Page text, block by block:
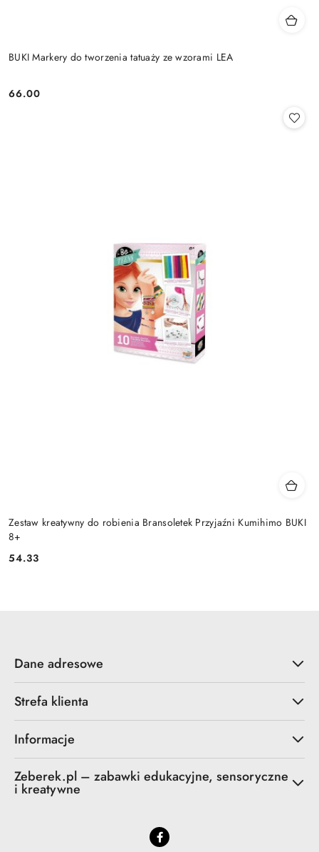
BUKI Markery do tworzenia tatuaży ze wzorami LEA
Cena:
66.00
Zestaw kreatywny do robienia Bransoletek Przyjaźni Kumihimo BUKI
8+
Cena:
54.33
Dane adresowe
Strefa klienta
Informacje
Zeberek.pl – zabawki edukacyjne, sensoryczne
i kreatywne